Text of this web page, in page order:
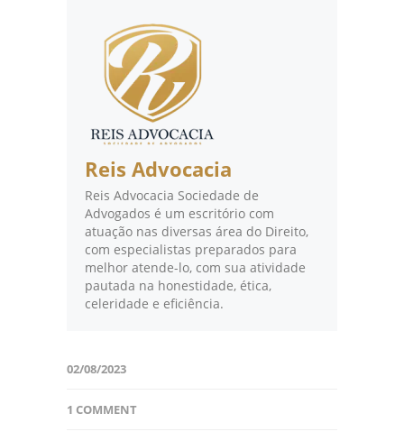
Reis Advocacia
Reis Advocacia Sociedade de
Advogados é um escritório com
atuação nas diversas área do Direito,
com especialistas preparados para
melhor atende-lo, com sua atividade
pautada na honestidade, ética,
celeridade e eficiência.
02/08/2023
1 COMMENT